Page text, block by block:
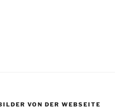
VON DER WEBSEITE